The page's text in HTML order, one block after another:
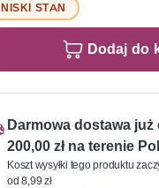
NISKI STAN
Dodaj do
Darmowa dostawa już
200,00 zł na terenie
Koszt wysyłki tego produktu
od 8,99 zł